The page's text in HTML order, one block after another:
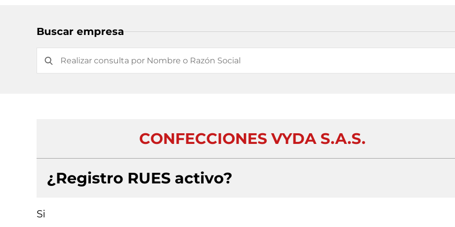
Buscar empresa
CONFECCIONES VYDA S.A.S.
¿Registro RUES activo?
Si